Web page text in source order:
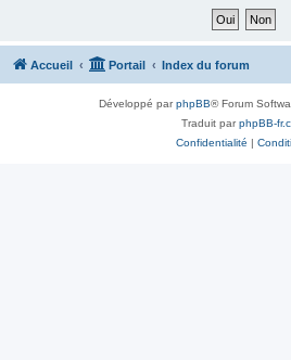
Accueil Portail Index du forum
Développé parphpBB® Forum
Traduit parphpBB-
Confidentialité |